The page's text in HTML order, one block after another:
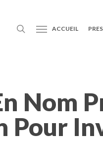
ACCUEIL
Nom
Pour